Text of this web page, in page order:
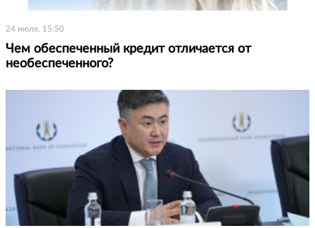
24 июля, 15:50
Чем обеспеченный кредит отличается от
необеспеченного?